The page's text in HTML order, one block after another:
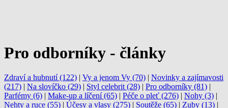
Pro odborníky - články
Zdraví a hubnutí (122) | Vy a jenom Vy (70) | Novinky a zajímavosti
(217) | Na slovíčko (29) | Styl celebrit (28) | Pro odborníky (81) |
Parfémy (6) | Make-up a líčení (65) | Péče o pleť (276) | Nohy (3) |
Nehty a ruce (55) | Účesy a vlasy (275) | Soutěže (65) | Zuby (13) |